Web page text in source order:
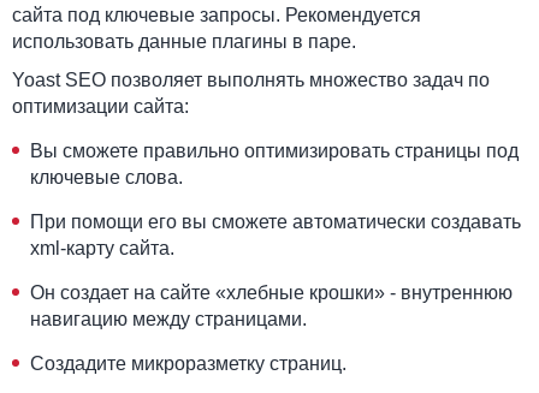
сайта под ключевые запросы. Рекомендуется
использовать данные плагины в паре.
Yoast SEO позволяет выполнять множество задач по
оптимизации сайта:
Вы сможете правильно оптимизировать страницы под
ключевые слова.
При помощи его вы сможете автоматически создавать
xml-карту сайта.
Он создает на сайте «хлебные крошки» - внутреннюю
навигацию между страницами.
Создадите микроразметку страниц.